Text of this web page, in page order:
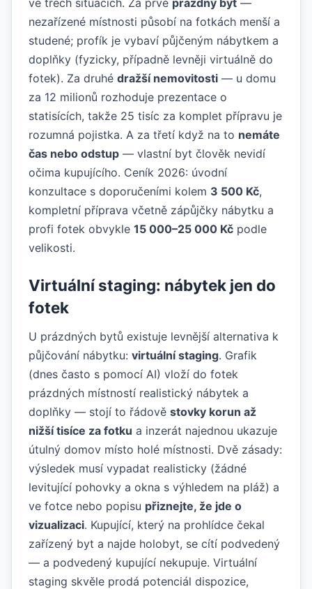
ve třech situacích. Za prvé prázdný byt —
nezařízené místnosti působí na fotkách menší a
studené; profík je vybaví půjčeným nábytkem a
doplňky (fyzicky, případně levněji virtuálně do
fotek). Za druhé dražší nemovitosti — u domu
za 12 milionů rozhoduje prezentace o
statisících, takže 25 tisíc za komplet přípravu je
rozumná pojistka. A za třetí když na to nemáte
čas nebo odstup — vlastní byt člověk nevidí
očima kupujícího. Ceník 2026: úvodní
konzultace s doporučeními kolem 3 500 Kč,
kompletní příprava včetně zápůjčky nábytku a
profi fotek obvykle 15 000–25 000 Kč podle
velikosti.
Virtuální staging: nábytek jen do
fotek
U prázdných bytů existuje levnější alternativa k
půjčování nábytku: virtuální staging. Grafik
(dnes často s pomocí AI) vloží do fotek
prázdných místností realistický nábytek a
doplňky — stojí to řádově stovky korun až
nižší tisíce za fotku a inzerát najednou ukazuje
útulný domov místo holé místnosti. Dvě zásady:
výsledek musí vypadat realisticky (žádné
levitující pohovky a okna s výhledem na pláž) a
ve fotce nebo popisu přiznejte, že jde o
vizualizaci. Kupující, který na prohlídce čekal
zařízený byt a najde holobyt, se cítí podvedený
— a podvedený kupující nekupuje. Virtuální
staging skvěle prodá potenciál dispozice,